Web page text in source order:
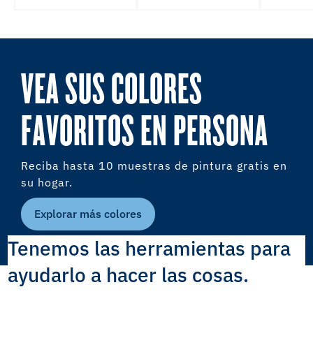
VEA SUS COLORES
FAVORITOS EN PERSONA
Reciba hasta 10 muestras de pintura gratis en
su hogar.
Explorar más colores
Tenemos las herramientas para
ayudarlo a hacer las cosas.